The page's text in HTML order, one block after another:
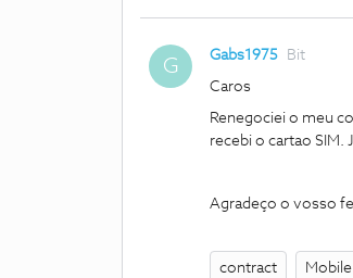
G Gabs1975 Bit
Caros
Renegociei o meu
recebi o cartao
Agradeço o vosso
contract